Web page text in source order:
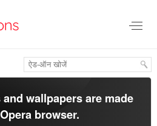
wallpapers are made
Opera browser.